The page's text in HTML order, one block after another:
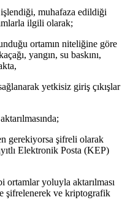
muhafaza edildiği
ilgili olarak;
ortamın niteliğine göre
yangın, su baskını,
yetkisiz giriş çıkışlar
gerekiyorsa şifreli olarak
Elektronik Posta (KEP)
yoluyla aktarılması
şifrelenerek ve kriptografik